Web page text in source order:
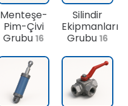
Menteşe-
Pim-Çivi
Grubu 16
Silindir
Ekipmanları
Grubu 16